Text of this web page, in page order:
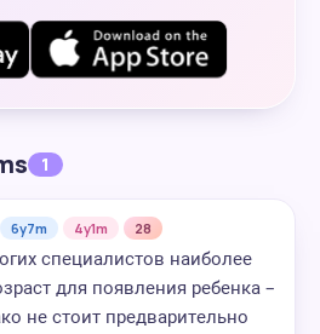
1
6y7m 4y1m 28
специалистов наиболее
для появления ребенка –
не стоит предварительно